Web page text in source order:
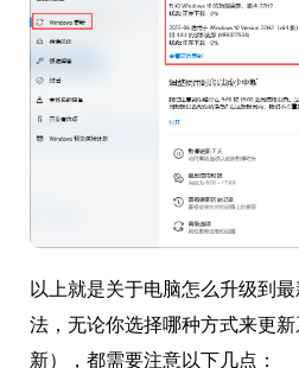
以上就是关于电脑怎么升级到
法，无论你选择哪种方式来更
新），都需要注意以下几点：